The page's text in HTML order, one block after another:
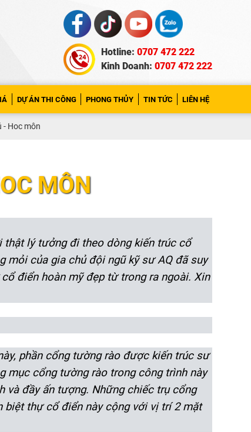
Hotline: 0707 472 222
Kinh Doanh: 0707 472 222
DỰ ÁN THI CÔNG PHONG THỦY TIN TỨC LIÊN HỆ
- Hoc môn
MÔN
lý tưởng đi theo dòng kiến trúc cổ
mỏi của gia chủ đội ngũ kỹ sư AQ đã suy
điển hoàn mỹ đẹp từ trong ra ngoài. Xin
phần cổng tường rào được kiến trúc sư
mục cổng tường rào trong công trình này
đầy ấn tượng. Những chiếc trụ cổng
biệt thự cổ điển này cộng với vị trí 2 mặt